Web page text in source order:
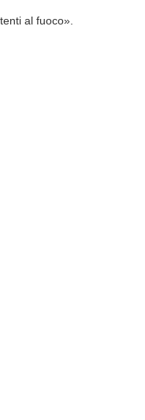
al fuoco».